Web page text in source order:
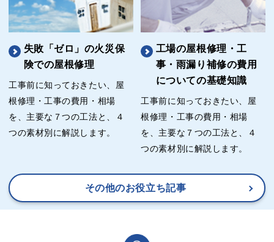
失敗「ゼロ」の火災保
険での屋根修理
工事前に知っておきたい、屋
根修理・工事の費用・相場
を、主要な７つの工法と、４
つの素材別に解説します。
工場の屋根修理・工
事・雨漏り補修の費用
についての基礎知識
工事前に知っておきたい、屋
根修理・工事の費用・相場
を、主要な７つの工法と、４
つの素材別に解説します。
その他のお役立ち記事